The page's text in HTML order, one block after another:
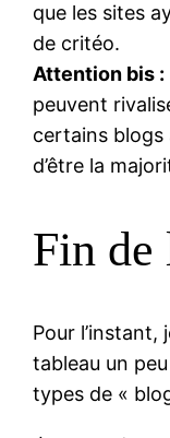
que les sites
de critéo.
Attention bis :
peuvent
certains blogs
d’être la
Fin de
Pour l’instant,
tableau un
types de «